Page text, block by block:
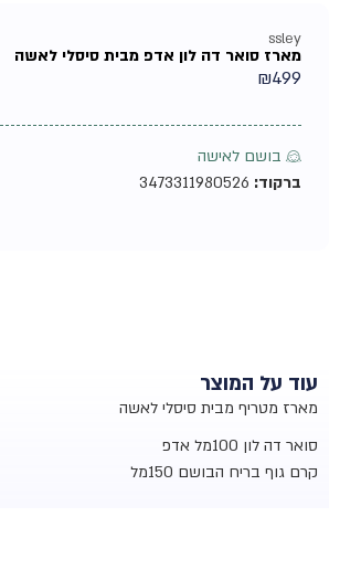
ssley
מארז סואר דה לון אדפ מבית סיסלי לאשה
₪499
♀ בושם לאישה
ברקוד:3473311980526
עוד על המוצר
מארז מטריף מבית סיסלי לאשה
סואר דה לון100מל אדפ
קרם גוף בריח הבושם150מל